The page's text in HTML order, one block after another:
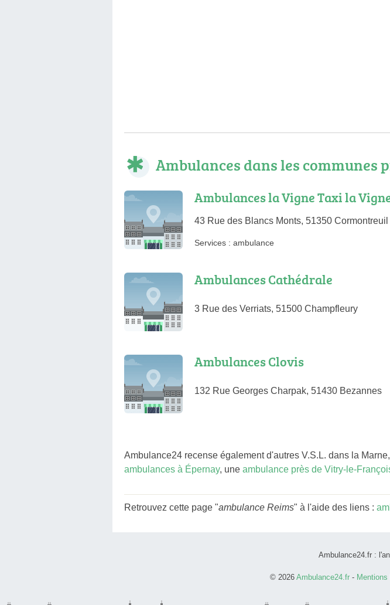
Ambulances dans les communes
Ambulances la Vigne Taxi la
43 Rue des Blancs Monts, 51350 Cormontreuil
Services : ambulance
Ambulances Cathédrale
3 Rue des Verriats, 51500 Champfleury
Ambulances Clovis
132 Rue Georges Charpak, 51430 Bezannes
Ambulance24 recense également d'autres V.S.L. dans la
ambulances à Épernay, une ambulance près de Vitry-le-
Retrouvez cette page "ambulance Reims" à l'aide des liens :
Ambulance24.fr :
© 2026 Ambulance24.fr - Mentions